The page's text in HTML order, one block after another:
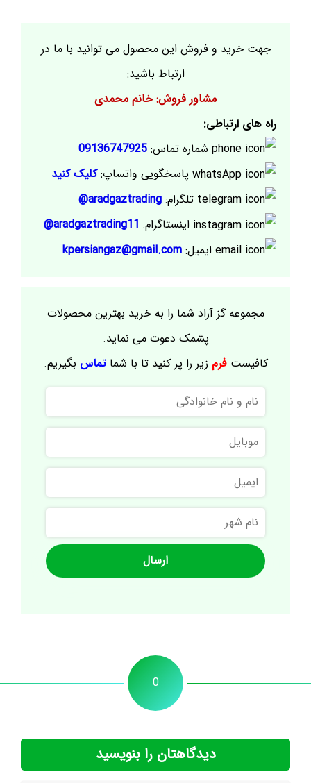
جهت خرید و فروش این محصول می توانید با ما در
ارتباط باشید:
مشاور فروش: خانم محمدی
راه های ارتباطی:
شماره تماس: 09136747925
پاسخگویی واتساپ:کلیک کنید
تلگرام: aradgaztrading@
اینستاگرام: aradgaztrading11@
ایمیل: kpersiangaz@gmail.com
مجموعه گز آراد شما را به خرید بهترین محصولات
پشمک دعوت می نماید.
کافیستفرم زیر را پر کنید تا با شماتماس بگیریم.
نام
و
نام
خانوادگی
موبایل
ایمیل
نام
شهر
0
دیدگاهتان را بنویسید